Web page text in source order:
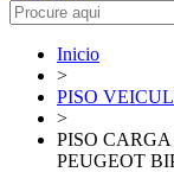
Inicio
>
PISO
>
PISO
PEUGEOT